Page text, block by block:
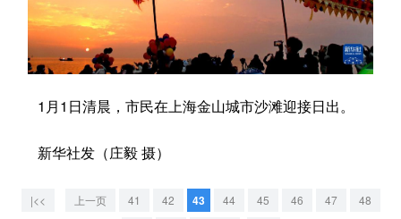
法律 中央文件 汽车
食品 人居 信息化 数字经济
彩票 娱乐
一带一路 亚太网 上市公司
1月1日清晨，市民在上海金山城市沙滩迎接日出。
新华社发（庄毅 摄）
|<< 上一页 41 42 43 44 45 46 47
48